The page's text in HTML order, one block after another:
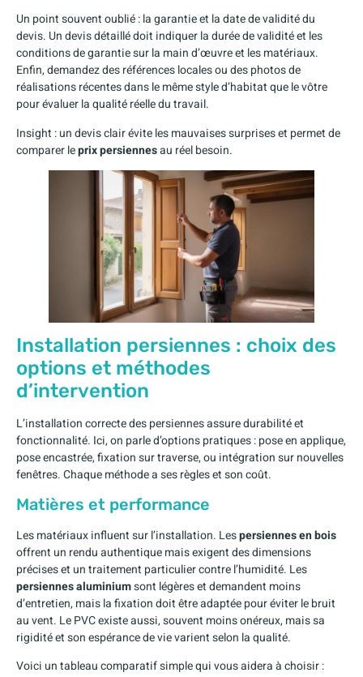
Un point souvent oublié : la garantie et la date de validité du
devis. Un devis détaillé doit indiquer la durée de validité et les
conditions de garantie sur la main d’œuvre et les matériaux.
Enfin, demandez des références locales ou des photos de
réalisations récentes dans le même style d’habitat que le vôtre
pour évaluer la qualité réelle du travail.
Insight : un devis clair évite les mauvaises surprises et permet de
comparer leprix persiennesau réel besoin.
Installation persiennes : choix des
options et méthodes
d’intervention
L’installation correcte des persiennes assure durabilité et
fonctionnalité. Ici, on parle d’options pratiques : pose en applique,
pose encastrée, fixation sur traverse, ou intégration sur nouvelles
fenêtres. Chaque méthode a ses règles et son coût.
Matières et performance
Les matériaux influent sur l’installation. Lespersiennes en bois
offrent un rendu authentique mais exigent des dimensions
précises et un traitement particulier contre l’humidité. Les
persiennes aluminiumsont légères et demandent moins
d’entretien, mais la fixation doit être adaptée pour éviter le bruit
au vent. Le PVC existe aussi, souvent moins onéreux, mais sa
rigidité et son espérance de vie varient selon la qualité.
Voici un tableau comparatif simple qui vous aidera à choisir :